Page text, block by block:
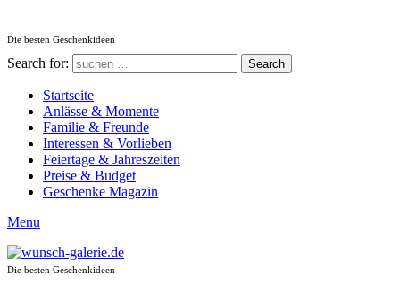
Die besten Geschenkideen
Search for: Search
Startseite
Anlässe & Momente
Familie & Freunde
Interessen & Vorlieben
Feiertage & Jahreszeiten
Preise & Budget
Geschenke Magazin
Menu
Die besten Geschenkideen